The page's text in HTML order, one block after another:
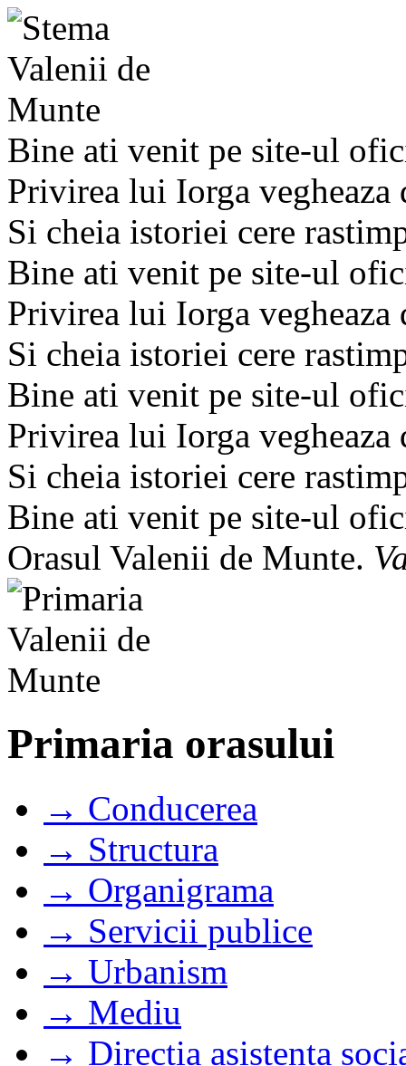
Bine ati venit pe site-ul
Privirea lui Iorga
Si cheia istoriei cere
Bine ati venit pe site-ul
Privirea lui Iorga
Si cheia istoriei cere
Bine ati venit pe site-ul
Privirea lui Iorga
Si cheia istoriei cere
Bine ati venit pe site-ul
Orasul Valenii de Munte.
Primaria orasului
→ Conducerea
→ Structura
→ Organigrama
→ Servicii publice
→ Urbanism
→ Mediu
→ Directia asistenta